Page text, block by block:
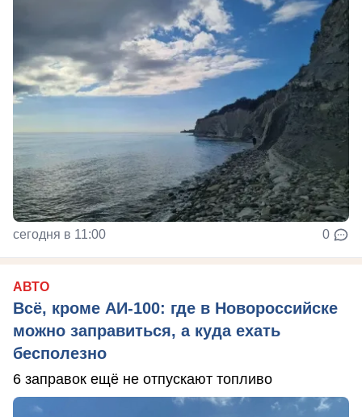
сегодня в 11:00 0
АВТО
Всё, кроме АИ-100: где в Новороссийске
можно заправиться, а куда ехать
бесполезно
6 заправок ещё не отпускают топливо